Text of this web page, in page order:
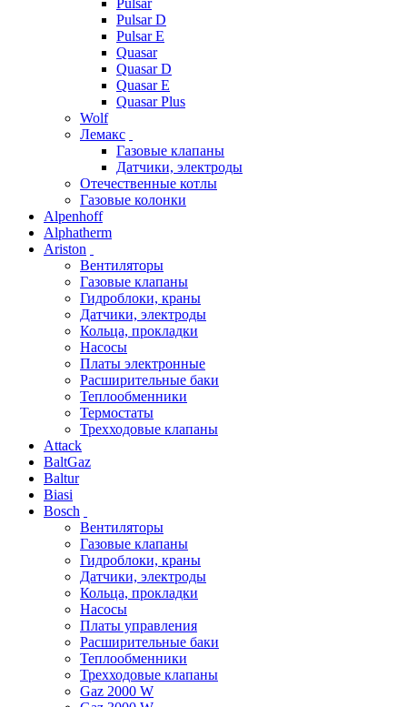
Pulsar
Pulsar D
Pulsar E
Quasar
Quasar D
Quasar E
Quasar Plus
Wolf
Лемакс
Газовые клапаны
Датчики, электроды
Отечественные котлы
Газовые колонки
Alpenhoff
Alphatherm
Ariston
Вентиляторы
Газовые клапаны
Гидроблоки, краны
Датчики, электроды
Кольца, прокладки
Насосы
Платы электронные
Расширительные баки
Теплообменники
Термостаты
Трехходовые клапаны
Attack
BaltGaz
Baltur
Biasi
Bosch
Вентиляторы
Газовые клапаны
Гидроблоки, краны
Датчики, электроды
Кольца, прокладки
Насосы
Платы управления
Расширительные баки
Теплообменники
Трехходовые клапаны
Gaz 2000 W